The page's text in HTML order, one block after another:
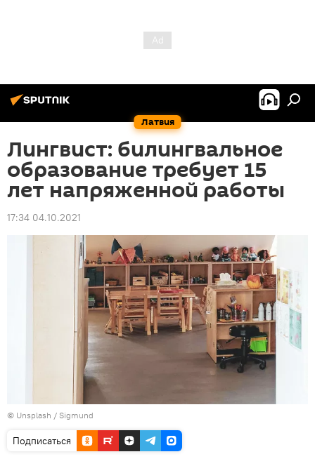
Латвия
Лингвист: билингвальное
образование требует 15
лет напряженной работы
17:34 04.10.2021
© Unsplash / Sigmund
Подписаться